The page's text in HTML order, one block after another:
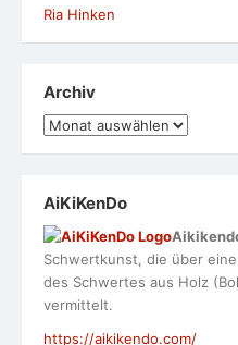
Ria Hinken
Archiv
Archiv
AiKiKenDo
Schwertkunst, die über
des Schwertes aus Holz
vermittelt.
https://aikikendo.com/